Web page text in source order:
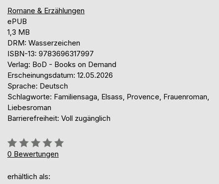
Romane & Erzählungen
ePUB
1,3 MB
DRM: Wasserzeichen
ISBN-13: 9783696317997
Verlag: BoD - Books on Demand
Erscheinungsdatum: 12.05.2026
Sprache: Deutsch
Schlagworte: Familiensaga, Elsass, Provence, Frauenroman,
Liebesroman
Barrierefreiheit: Voll zugänglich
Bewertung::
0%
0 Bewertungen
erhältlich als: